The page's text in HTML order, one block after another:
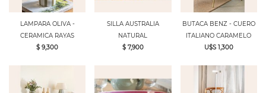
LAMPARA OLIVA -
CERAMICA RAYAS
$ 9,300
SILLA AUSTRALIA
NATURAL
$ 7,900
BUTACA BENZ - CUERO
ITALIANO CARAMELO
U$S 1,300